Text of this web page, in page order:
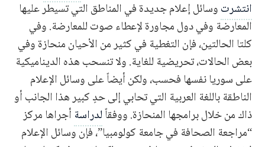
انتشرتوسائل إعلام جديدة في المناطق التي تسيطر عليها
المعارضة وفي دول مجاورة لإعطاء صوت للمعارضة. وفي
كلتا الحالتين، فإن التغطية في كثير من الأحيان منحازة وفي
بعض الحالات، تحريضية للغاية. ولا تنسحب هذه الديناميكية
على سوريا نفسها فحسب، ولكن أيضاً على وسائل الإعلام
الناطقة باللغة العربية التي تحابي إلى حدٍ كبير هذا الجانب أو
ذاك من خلال برامجها المنحازة. ووفقاًلدراسة أجراها مركز
“مراجعة الصحافة في جامعة كولومبيا”، فإن وسائل الإعلام